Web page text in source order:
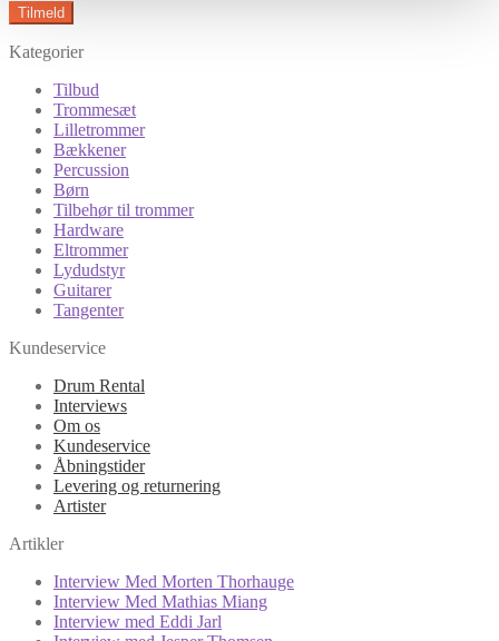
Kategorier
Tilbud
Trommesæt
Lilletrommer
Bækkener
Percussion
Børn
Tilbehør til trommer
Hardware
Eltrommer
Lydudstyr
Guitarer
Tangenter
Kundeservice
Drum Rental
Interviews
Om os
Kundeservice
Åbningstider
Levering og returnering
Artister
Artikler
Interview Med Morten Thorhauge
Interview Med Mathias Miang
Interview med Eddi Jarl